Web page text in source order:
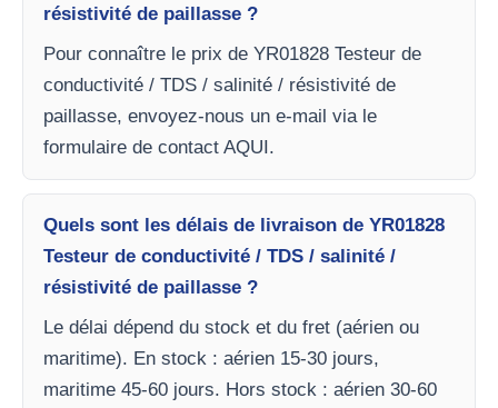
résistivité de paillasse ?
Pour connaître le prix de YR01828 Testeur de
conductivité / TDS / salinité / résistivité de
paillasse, envoyez-nous un e-mail via le
formulaire de contact AQUI.
Quels sont les délais de livraison de YR01828
Testeur de conductivité / TDS / salinité /
résistivité de paillasse ?
Le délai dépend du stock et du fret (aérien ou
maritime). En stock : aérien 15-30 jours,
maritime 45-60 jours. Hors stock : aérien 30-60